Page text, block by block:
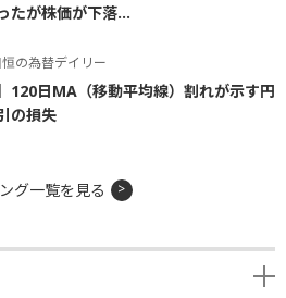
たが株価が下落...
の為替デイリー
】120日MA（移動平均線）割れが示す円
の損失
グ一覧を見る